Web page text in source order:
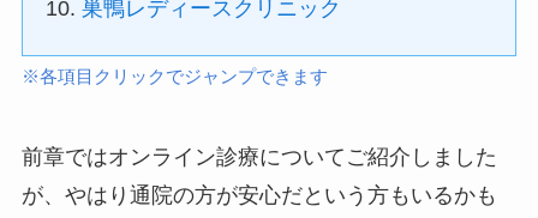
巣鴨レディースクリニック
※各項目クリックでジャンプできます
前章ではオンライン診療についてご紹介しました
が、やはり通院の方が安心だという方もいるかも